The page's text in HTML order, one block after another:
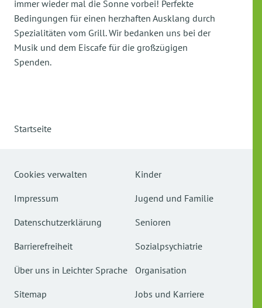
immer wieder mal die Sonne vorbei! Perfekte
Bedingungen für einen herzhaften Ausklang durch
Spezialitäten vom Grill. Wir bedanken uns bei der
Musik und dem Eiscafe für die großzügigen
Spenden.
Startseite
Cookies verwalten
Impressum
Datenschutzerklärung
Barrierefreiheit
Über uns in Leichter Sprache
Sitemap
Kinder
Jugend und Familie
Senioren
Sozialpsychiatrie
Organisation
Jobs und Karriere